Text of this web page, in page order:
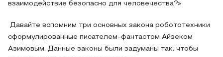
взаимодействие безопасно для человечества?»
Давайте вспомним три основных закона робототехники
сформулированные писателем-фантастом Айзеком
Азимовым. Данные законы были задуманы так, чтобы